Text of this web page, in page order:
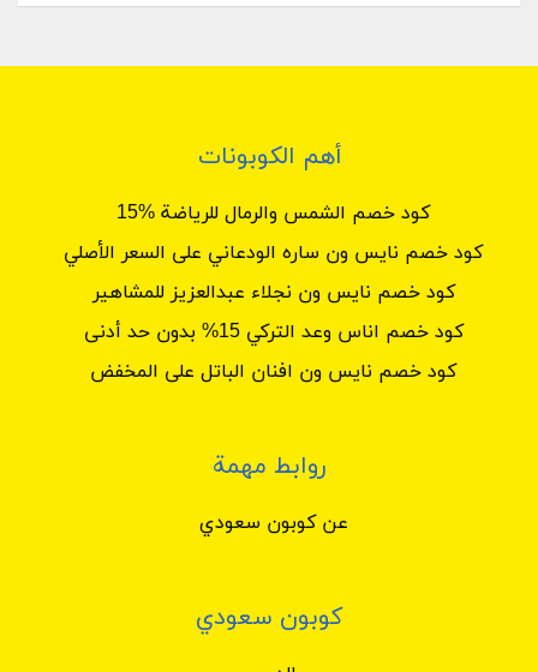
أهم الكوبونات
كود خصم الشمس والرمال للرياضة %15
كود خصم نايس ون ساره الودعاني على السعر الأصلي
كود خصم نايس ون نجلاء عبدالعزيز للمشاهير
كود خصم اناس وعد التركي 15% بدون حد أدنى
كود خصم نايس ون افنان الباتل على المخفض
روابط مهمة
عن كوبون سعودي
كوبون سعودي